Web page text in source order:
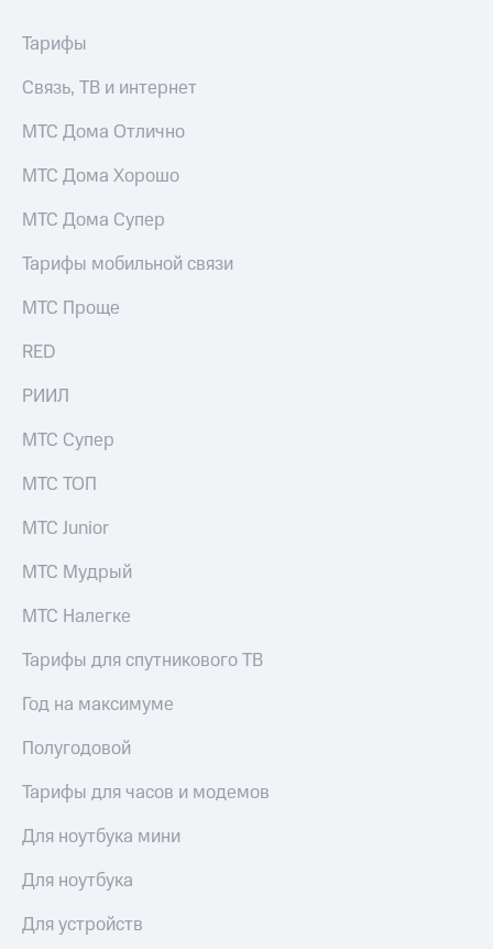
Тарифы
Связь, ТВ и интернет
МТС Дома Отлично
МТС Дома Хорошо
МТС Дома Супер
Тарифы мобильной связи
МТС Проще
RED
РИИЛ
МТС Супер
МТС ТОП
МТС Junior
МТС Мудрый
МТС Налегке
Тарифы для спутникового ТВ
Год на максимуме
Полугодовой
Тарифы для часов и модемов
Для ноутбука мини
Для ноутбука
Для устройств